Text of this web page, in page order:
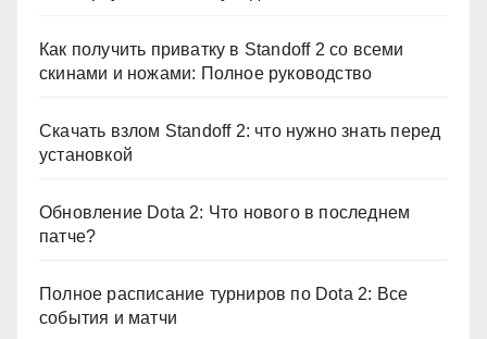
Как получить приватку в Standoff 2 со всеми
скинами и ножами: Полное руководство
Скачать взлом Standoff 2: что нужно знать перед
установкой
Обновление Dota 2: Что нового в последнем
патче?
Полное расписание турниров по Dota 2: Все
события и матчи